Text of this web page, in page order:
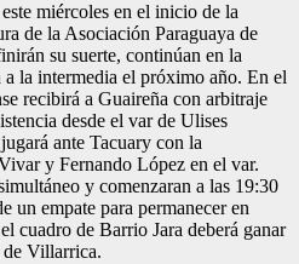
miércoles en el inicio de la
de la Asociación Paraguaya de
su suerte, continúan en la
la intermedia el próximo año. En el
recibirá a Guaireña con arbitraje
desde el var de Ulises
ante Tacuary con la
y Fernando López en el var.
y comenzaran a las 19:30
un empate para permanecer en
cuadro de Barrio Jara deberá ganar
de Villarrica.